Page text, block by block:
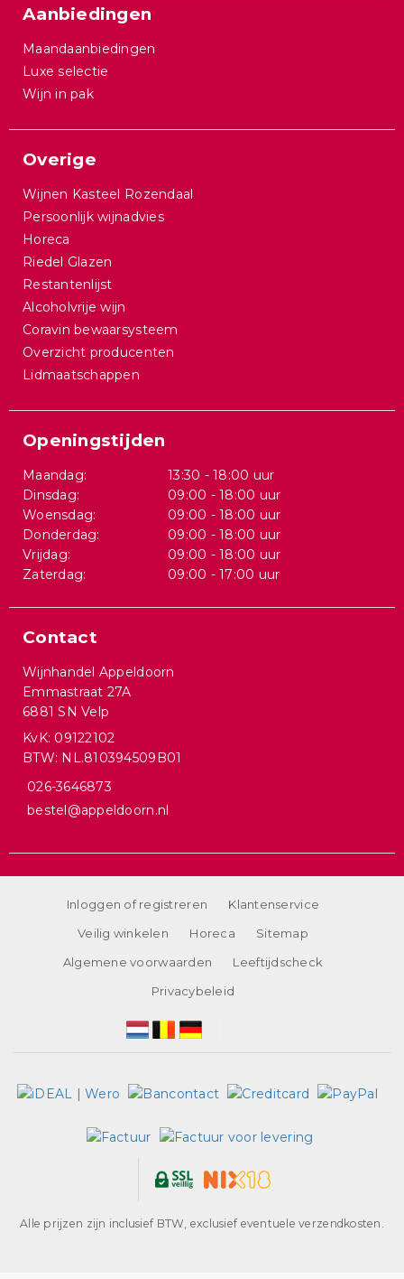
Aanbiedingen
Maandaanbiedingen
Luxe selectie
Wijn in pak
Overige
Wijnen Kasteel Rozendaal
Persoonlijk wijnadvies
Horeca
Riedel Glazen
Restantenlijst
Alcoholvrije wijn
Coravin bewaarsysteem
Overzicht producenten
Lidmaatschappen
Openingstijden
Maandag:
13:30 - 18:00 uur
Dinsdag:
09:00 - 18:00 uur
Woensdag:
09:00 - 18:00 uur
Donderdag:
09:00 - 18:00 uur
Vrijdag:
09:00 - 18:00 uur
Zaterdag:
09:00 - 17:00 uur
Contact
Wijnhandel Appeldoorn
Emmastraat 27A
6881 SN Velp
KvK: 09122102
BTW: NL.810394509B01
026-3646873
bestel@appeldoorn.nl
Inloggen of registreren
Klantenservice
Veilig winkelen
Horeca
Sitemap
Algemene voorwaarden
Leeftijdscheck
Privacybeleid
Alle prijzen zijn inclusief BTW, exclusief eventuele verzendkosten.